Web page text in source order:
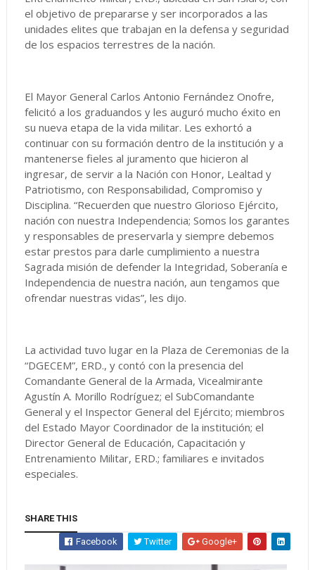
el objetivo de prepararse y ser incorporados a las
unidades elites que trabajan en la defensa y seguridad
de los espacios terrestres de la nación.
El Mayor General Carlos Antonio Fernández Onofre,
felicitó a los graduandos y les auguró mucho éxito en
su nueva etapa de la vida militar. Les exhortó a
continuar con su formación dentro de la institución y a
mantenerse fieles al juramento que hicieron al
ingresar, de servir a la Nación con Honor, Lealtad y
Patriotismo, con Responsabilidad, Compromiso y
Disciplina. “Recuerden que nuestro Glorioso Ejército,
nación con nuestra Independencia; Somos los garantes
y responsables de preservarla y siempre debemos
estar prestos para darle cumplimiento a nuestra
Sagrada misión de defender la Integridad, Soberanía e
Independencia de nuestra nación, aun tengamos que
ofrendar nuestras vidas”, les dijo.
La actividad tuvo lugar en la Plaza de Ceremonias de la
“DGECEM”, ERD., y contó con la presencia del
Comandante General de la Armada, Vicealmirante
Agustín A. Morillo Rodríguez; el SubComandante
General y el Inspector General del Ejército; miembros
del Estado Mayor Coordinador de la institución; el
Director General de Educación, Capacitación y
Entrenamiento Militar, ERD.; familiares e invitados
especiales.
SHARE THIS
Facebook Twitter Google+